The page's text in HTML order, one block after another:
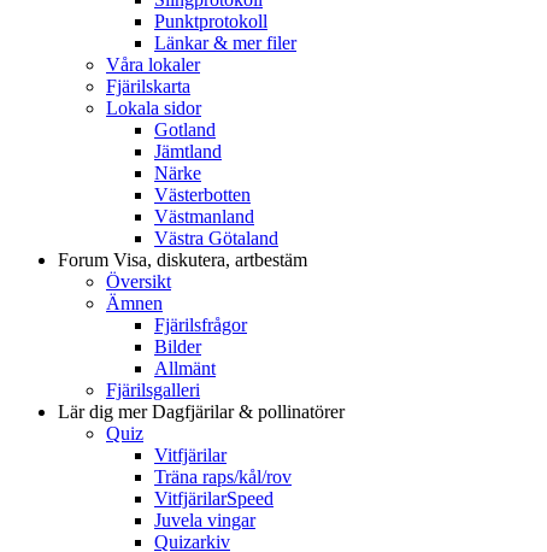
Punktprotokoll
Länkar & mer filer
Våra lokaler
Fjärilskarta
Lokala sidor
Gotland
Jämtland
Närke
Västerbotten
Västmanland
Västra Götaland
Forum Visa, diskutera, artbestäm
Översikt
Ämnen
Fjärilsfrågor
Bilder
Allmänt
Fjärilsgalleri
Lär dig merDagfjärilar & pollinatörer
Quiz
Vitfjärilar
Träna raps/kål/rov
VitfjärilarSpeed
Juvela vingar
Quizarkiv